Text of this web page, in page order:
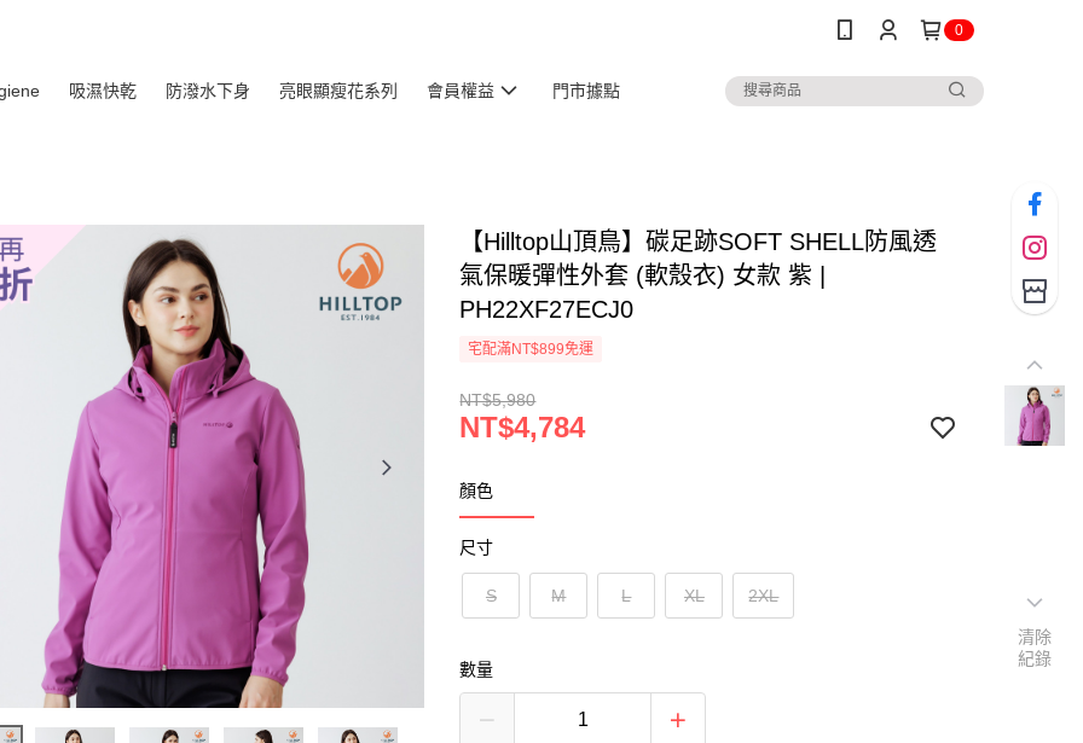
0
吸濕快乾 防潑水下身 亮眼顯瘦花系列 會員權益 門市據點
【Hilltop山頂鳥】碳足跡SOFT SHELL防風透
氣保暖彈性外套 (軟殼衣) 女款 紫 |
PH22XF27ECJ0
宅配滿NT$899免運
NT$5,980
NT$4,784
顏色
尺寸
S M L XL 2XL
數量
清除
紀錄